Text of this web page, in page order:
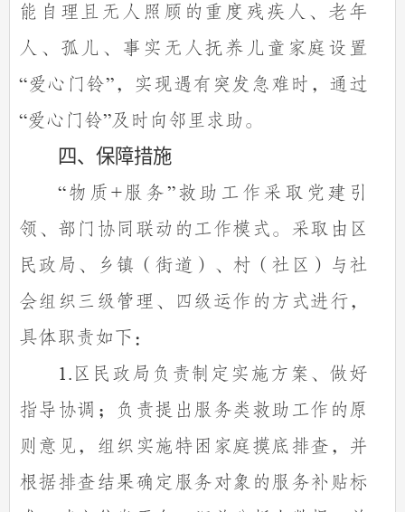
能自理且无人照顾的重度残疾人、老年
人、孤儿、事实无人抚养儿童家庭设置
“爱心门铃”，实现遇有突发急难时，通过
“爱心门铃”及时向邻里求助。
四、保障措施
“物质 +服务”救助工作采取党建引
领、部门协同联动的工作模式。采取由区
民政局、乡镇（街道）、村（社区）与社
会组织三级管理、四级运作的方式进行，
具体职责如下：
1. 区民政局负责制定实施方案、做好
指导协调；负责提出服务类救助工作的原
则意见，组织实施特困家庭摸底排查，并
根据排查结果确定服务对象的服务补贴标